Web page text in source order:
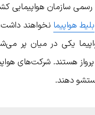
سازمان هواپیمایی
بلیط هواپیما نخواهند
یکی در میان پر
هستند. شرکت‌های
دهند.